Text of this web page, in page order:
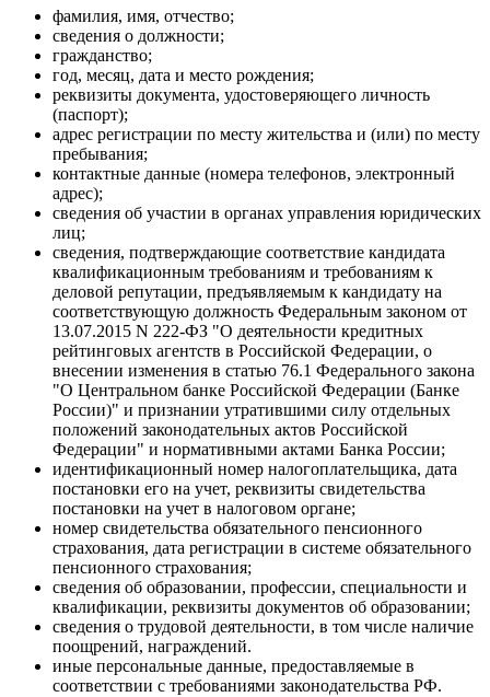
фамилия, имя, отчество;
сведения о должности;
гражданство;
год, месяц, дата и место рождения;
реквизиты документа, удостоверяющего личность
(паспорт);
адрес регистрации по месту жительства и (или) по месту
пребывания;
контактные данные (номера телефонов, электронный
адрес);
сведения об участии в органах управления юридических
лиц;
сведения, подтверждающие соответствие кандидата
квалификационным требованиям и требованиям к
деловой репутации, предъявляемым к кандидату на
соответствующую должность Федеральным законом от
13.07.2015 N 222-ФЗ "О деятельности кредитных
рейтинговых агентств в Российской Федерации, о
внесении изменения в статью 76.1 Федерального закона
"О Центральном банке Российской Федерации (Банке
России)" и признании утратившими силу отдельных
положений законодательных актов Российской
Федерации" и нормативными актами Банка России;
идентификационный номер налогоплательщика, дата
постановки его на учет, реквизиты свидетельства
постановки на учет в налоговом органе;
номер свидетельства обязательного пенсионного
страхования, дата регистрации в системе обязательного
пенсионного страхования;
сведения об образовании, профессии, специальности и
квалификации, реквизиты документов об образовании;
сведения о трудовой деятельности, в том числе наличие
поощрений, награждений.
иные персональные данные, предоставляемые в
соответствии с требованиями законодательства РФ.